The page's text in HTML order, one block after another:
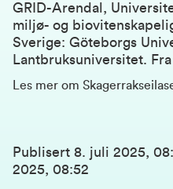
GRID-Arendal,
miljø- og
Sverige: Göteborgs
Lantbruksuniversitet.
Les mer om
Publisert 8. juli 2025,
2025, 08:52